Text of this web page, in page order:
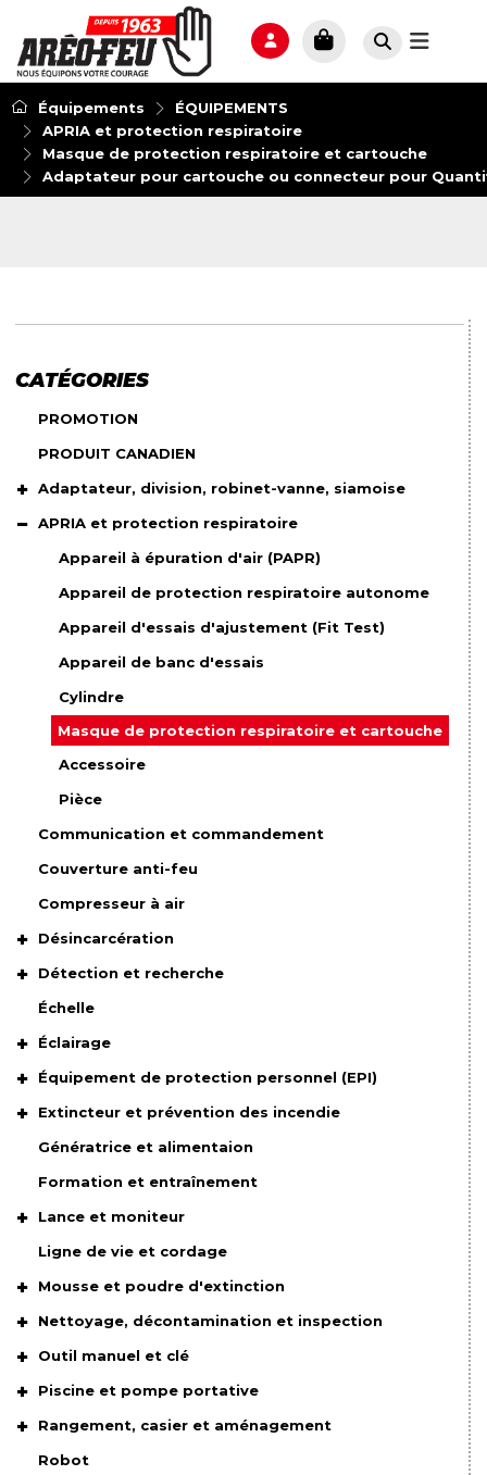
Équipements
ÉQUIPEMENTS
APRIA et protection respiratoire
Masque de protection respiratoire et cartouche
Adaptateur pour cartouche ou connecteur pour
CATÉGORIES
PROMOTION
PRODUIT CANADIEN
Adaptateur, division, robinet-vanne, siamoise
APRIA et protection respiratoire
Appareil à épuration d'air (PAPR)
Appareil de protection respiratoire autonome
Appareil d'essais d'ajustement (Fit Test)
Appareil de banc d'essais
Cylindre
Masque de protection respiratoire et cartouche
Accessoire
Pièce
Communication et commandement
Couverture anti-feu
Compresseur à air
Désincarcération
Détection et recherche
Échelle
Éclairage
Équipement de protection personnel (EPI)
Extincteur et prévention des incendie
Génératrice et alimentaion
Formation et entraînement
Lance et moniteur
Ligne de vie et cordage
Mousse et poudre d'extinction
Nettoyage, décontamination et inspection
Outil manuel et clé
Piscine et pompe portative
Rangement, casier et aménagement
Robot